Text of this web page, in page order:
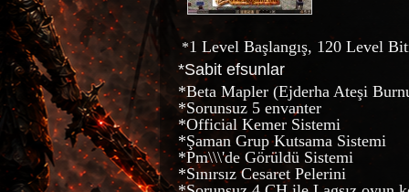
*1 Level Başlangış, 120 Level
*Sabit efsunlar
*Beta Mapler (Ejderha Ateşi
*Sorunsuz 5 envanter
*Official Kemer Sistemi
*Şaman Grup Kutsama Sistemi
*Pm\\\'de Görüldü Sistemi
*Sınırsız Cesaret Pelerini